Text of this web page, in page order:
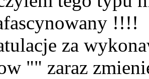
!!!!
za
"" zaraz